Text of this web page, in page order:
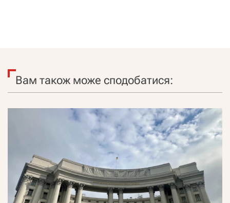
Вам також може сподобатися: